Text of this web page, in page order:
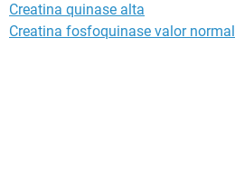
Creatina quinase alta
Creatina fosfoquinase valor normal